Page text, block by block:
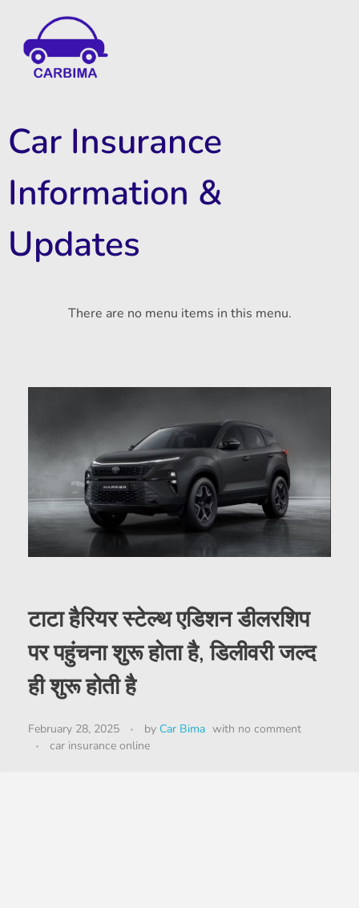
Car Insurance
Information &
Updates
There are no menu items in this menu.
टाटा हैरियर स्टेल्थ एडिशन डीलरशिप
पर पहुंचना शुरू होता है, डिलीवरी जल्द
ही शुरू होती है
February 28, 2025 by Car Bima with no comment
car insurance online